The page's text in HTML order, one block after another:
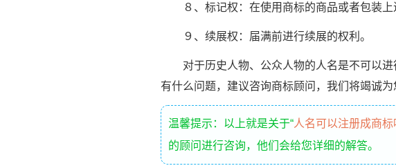
８、标记权：在使用商标的商品或者包装上
９、续展权：届满前进行续展的权利。
对于历史人物、公众人物的人名是不可以进
有什么问题，建议咨询商标顾问，我们将竭诚为
温馨提示：以上就是关于“人名可以注册成商标
的顾问进行咨询，他们会给您详细的解答。